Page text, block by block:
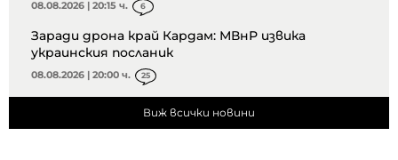
08.08.2026 | 20:15 ч. 6
Заради дрона край Кардам: МВнР извика
украинския посланик
08.08.2026 | 20:00 ч. 25
Виж всички новини